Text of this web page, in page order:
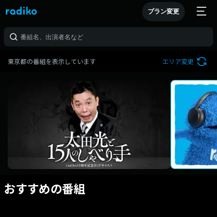
プラン変更
東京都の番組を表示しています エリア変更
おすすめの番組